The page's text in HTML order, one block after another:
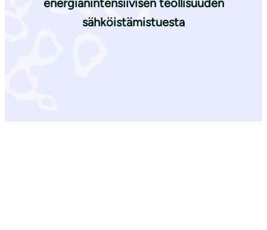
energianintensiivisen teollisuuden
sähköistämistuesta